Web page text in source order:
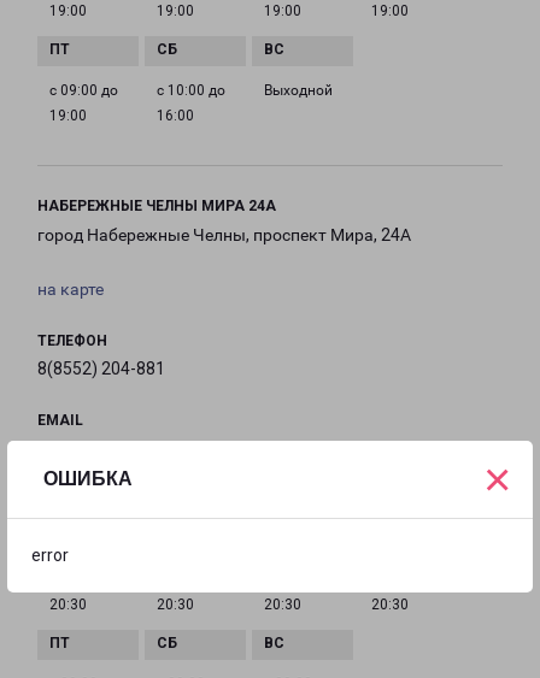
ОШИБКА
error
×
19:00 19:00 19:00 19:00
с 09:00 до
19:00
с 10:00 до
16:00
Выходной
НАБЕРЕЖНЫЕ ЧЕЛНЫ МИРА 24А
город Набережные Челны, проспект Мира, 24А
на карте
ТЕЛЕФОН
8(8552) 204-881
EMAIL
20:30
20:30
20:30
20:30